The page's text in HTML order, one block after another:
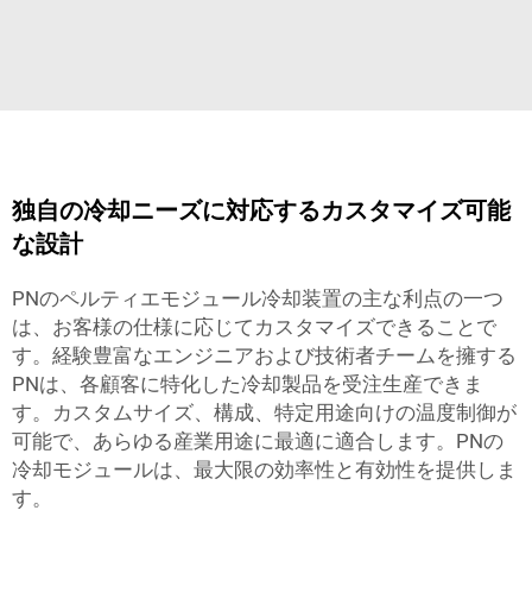
独自の冷却ニーズに対応するカスタマイズ可能
な設計
PNのペルティエモジュール冷却装置の主な利点の一つ
は、お客様の仕様に応じてカスタマイズできることで
す。経験豊富なエンジニアおよび技術者チームを擁する
PNは、各顧客に特化した冷却製品を受注生産できま
す。カスタムサイズ、構成、特定用途向けの温度制御が
可能で、あらゆる産業用途に最適に適合します。PNの
冷却モジュールは、最大限の効率性と有効性を提供しま
す。